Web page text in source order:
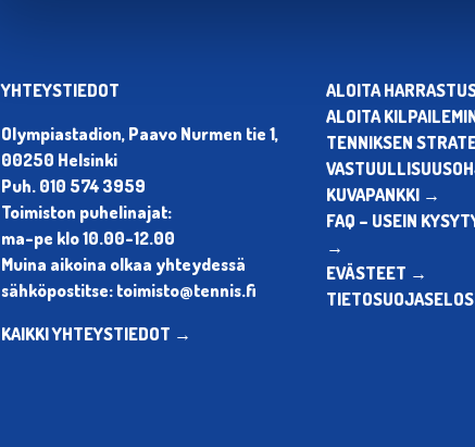
YHTEYSTIEDOT
Olympiastadion, Paavo Nurmen tie 1,
00250 Helsinki
Puh. 010 574 3959
Toimiston puhelinajat:
ma-pe klo 10.00-12.00
Muina aikoina olkaa yhteydessä
sähköpostitse: toimisto@tennis.fi
KAIKKI YHTEYSTIEDOT →
ALOITA
ALOITA
TENNIKSEN
KUVAPANKKI →
FAQ – USEIN
→
EVÄSTEET →